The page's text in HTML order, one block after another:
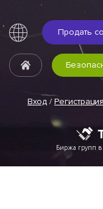
Продать
Вход / Регистрация
Биржа групп в